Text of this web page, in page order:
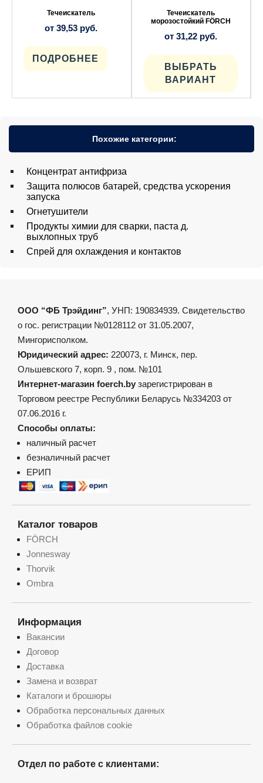
Течеискатель
от39,53 руб.
ПОДРОБНЕЕ
выбрать
странице
Течеискатель
морозостойкий FÖRCH
от 31,22 руб.
ВЫБРАТЬ
ВАРИАНТ
выбрать
странице
товара.
Похожие категории:
Концентрат антифриза
Защита полюсов батарей, средства ускорения
запуска
Огнетушители
Продукты химии для сварки, паста д.
выхлопных труб
Спрей для охлаждения и контактов
ООО “ФБ Трэйдинг”, УНП: 190834939. Свидетельство
о гос. регистрации №0128112 от 31.05.2007,
Мингорисполком.
Юридический адрес: 220073, г. Минск, пер.
Ольшевского 7, корп. 9 , пом. №101
Интернет-магазин foerch.by зарегистрирован в
Торговом реестре Республики Беларусь №334203 от
07.06.2016 г.
Способы оплаты:
наличный расчет
безналичный расчет
ЕРИП
Каталог товаров
FÖRCH
Jonnesway
Thorvik
Ombra
Информация
Вакансии
Договор
Доставка
Замена и возврат
Каталоги и брошюры
Обработка персональных данных
Обработка файлов cookie
Отдел по работе с клиентами: